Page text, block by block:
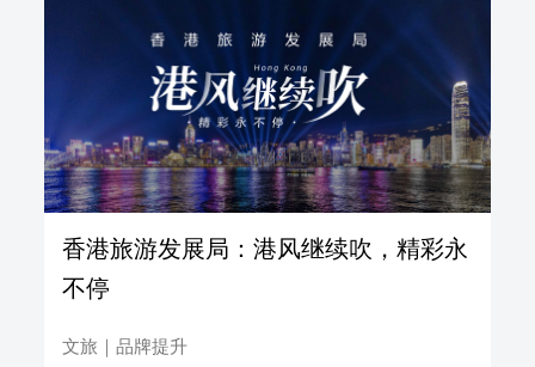
香港旅游发展局：港风继续吹，精彩永
不停
文旅 ｜品牌提升